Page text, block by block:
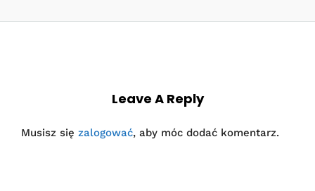
Leave A Reply
Musisz się zalogować, aby móc dodać komentarz.